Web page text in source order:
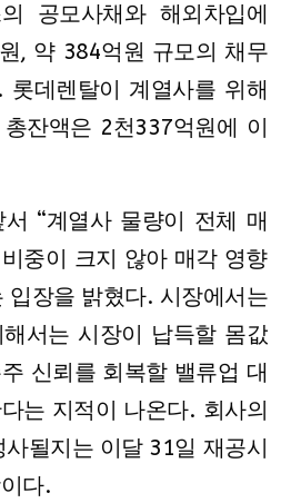
공모사채와 해외차입에
, 약 384억원 규모의 채무
롯데렌탈이 계열사를 위해
잔액은 2천337억원에 이
“계열사 물량이 전체 매
중이 크지 않아 매각 영향
입장을 밝혔다. 시장에서는
서는 시장이 납득할 몸값
신뢰를 회복할 밸류업 대
는 지적이 나온다. 회사의
될지는 이달 31일 재공시
다.